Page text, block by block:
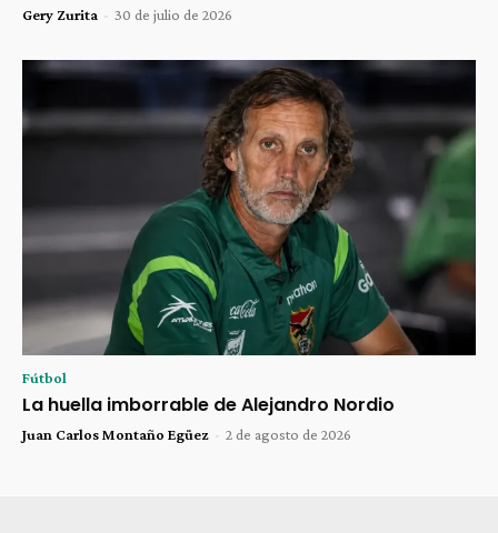
Gery Zurita - 30 de julio de 2026
Fútbol
La huella imborrable de Alejandro Nordio
Juan Carlos Montaño Egüez - 2 de agosto de 2026